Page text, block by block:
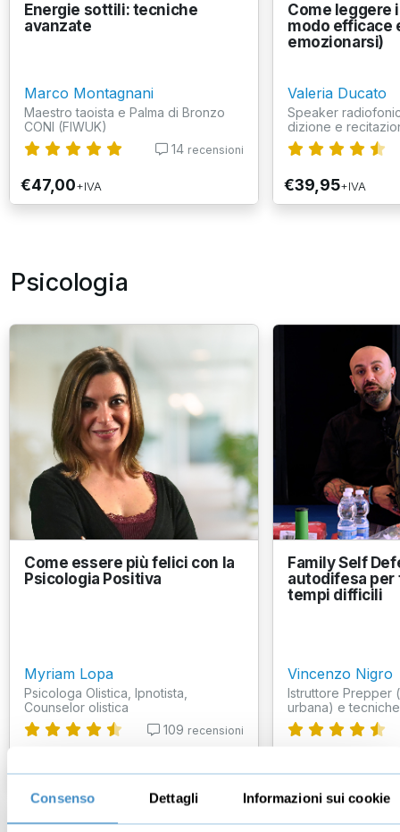
Consenso Dettagli Informazioni sui cookie
Energie sottili: tecniche
avanzate
Marco Montagnani
Maestro taoista e Palma di Bronzo
CONI (FIWUK)
14 recensioni
€47,00+IVA
Come leggere
modo efficace
emozionarsi)
Valeria Ducato
Speaker
dizione e
€39,95+IVA
Psicologia
Come essere più felici con la
Psicologia Positiva
Myriam Lopa
Psicologa Olistica, Ipnotista,
Counselor olistica
109 recensioni
Family Self
autodifesa per
tempi difficili
Vincenzo Nigro
Istruttore Prepper
urbana) e